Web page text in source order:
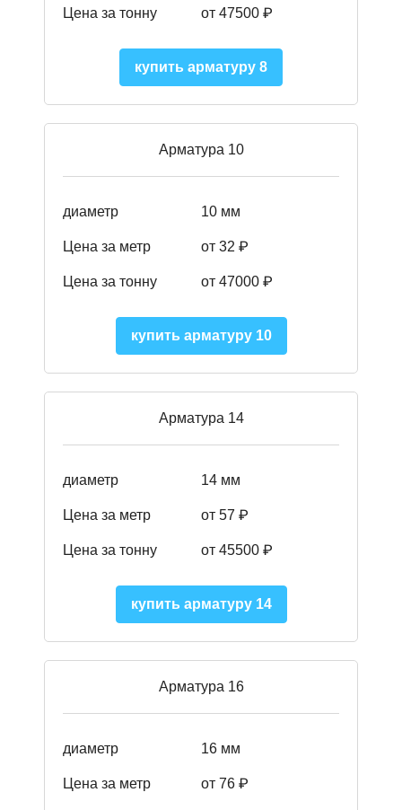
Цена за тонну от 47500 ₽
купить арматуру 8
Арматура 10
диаметр 10 мм
Цена за метр от 32 ₽
Цена за тонну от 47000 ₽
купить арматуру 10
Арматура 14
диаметр 14 мм
Цена за метр от 57 ₽
Цена за тонну от 45500 ₽
купить арматуру 14
Арматура 16
диаметр 16 мм
Цена за метр от 76 ₽